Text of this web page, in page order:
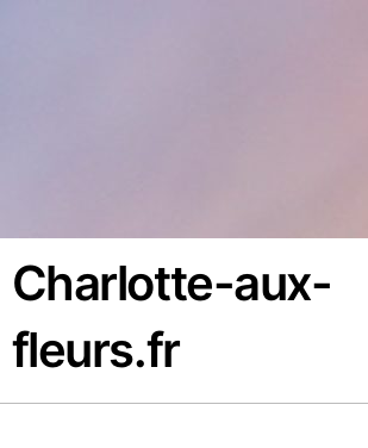
Charlotte-aux-
fleurs.fr